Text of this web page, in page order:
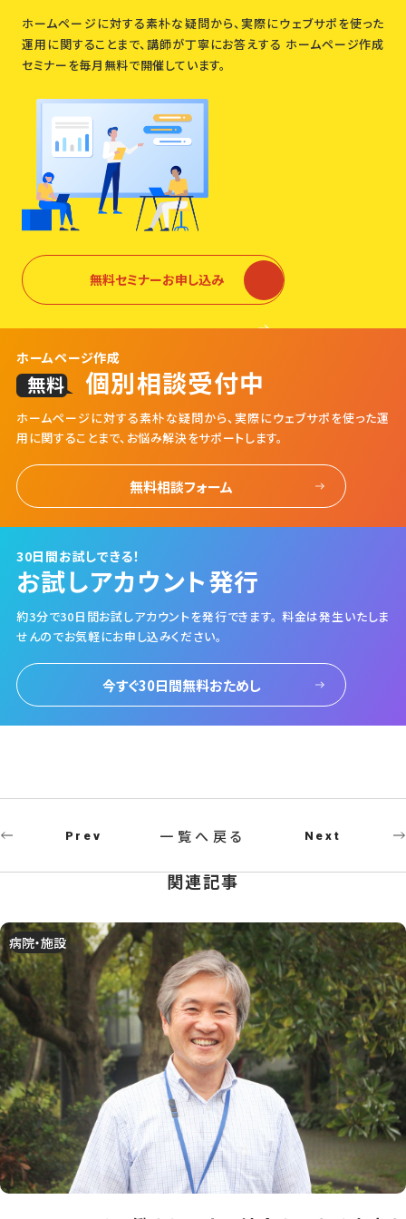
ホームページに対する素朴な疑問から、実際にウェブサポを使った
運用に関することまで、講師が丁寧にお答えする ホームページ作成
セミナーを毎月無料で開催しています。
無料セミナーお申し込み
ホームページ作成
無料 個別相談受付中
ホームページに対する素朴な疑問から、実際にウェブサポを使った運
用に関することまで、お悩み解決をサポートします。
無料相談フォーム
30日間お試しできる！
お試しアカウント発行
約3分で30日間お試しアカウントを発行できます。 料金は発生いたしま
せんのでお気軽にお申し込みください。
今すぐ30日間無料おためし
Prev 一覧へ戻る Next
関連記事
病院・施設